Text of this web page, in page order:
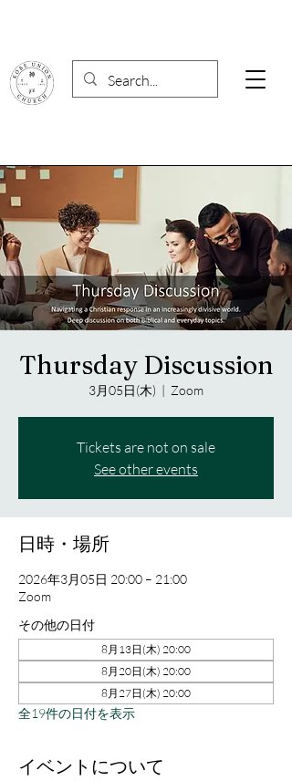
Thursday Discussion
3月05日(木)
  |
Zoom
Tickets are not on sale
See other events
日時・場所
2026年3月05日 20:00 – 21:00
Zoom
その他の日付
8月13日(木) 20:00
8月20日(木) 20:00
8月27日(木) 20:00
全19件の日付を表示
イベントについて